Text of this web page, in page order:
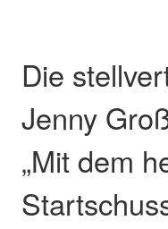
Die
Jenny
„Mit dem